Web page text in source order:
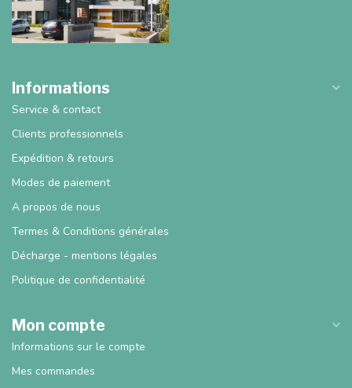
Informations
Service & contact
Clients professionnels
Expédition & retours
Modes de paiement
A propos de nous
Termes & Conditions générales
Décharge - mentions légales
Politique de confidentialité
Mon compte
Informations sur le compte
Mes commandes